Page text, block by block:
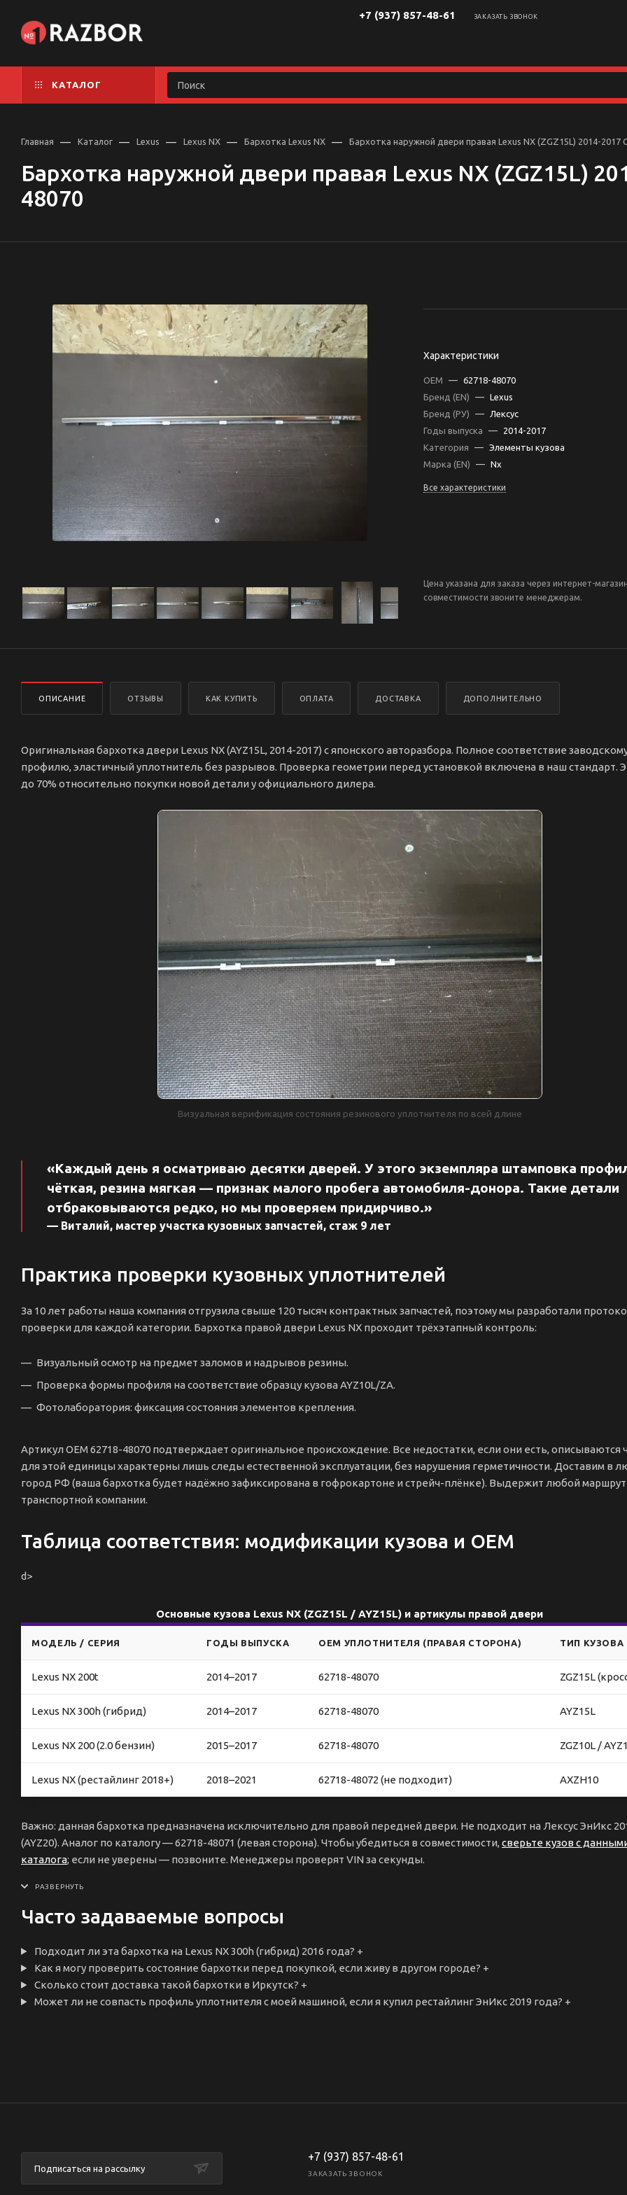
+7 (937) 857-48-61 ЗАКАЗАТЬ ЗВОНОК
КАТАЛОГ
Главная — Каталог — Lexus — Lexus NX — Бархотка Lexus NX — Бархотка наружной двери правая Lexus NX (ZGZ15L) 2014-2017
Бархотка наружной двери правая Lexus NX (ZGZ15L)
48070
Характеристики
OEM — 62718-48070
Бренд (EN)
— Lexus
Бренд (РУ)
— Лексус
Годы выпуска
—
2014-2017
Категория
— Элементы кузова
Марка (EN)
— Nx
Все характеристики
Цена указана для заказа через интернет-
совместимости звоните менеджерам.
ОПИСАНИЕ ОТЗЫВЫ КАК КУПИТЬ ОПЛАТА ДОСТАВКА ДОПОЛНИТЕЛЬНО
Оригинальная бархотка двери Lexus NX (AYZ15L, 2014-2017) с японского авторазбора. Полное соответствие
профилю, эластичный уплотнитель без разрывов. Проверка геометрии перед установкой включена в наш стандарт.
до 70% относительно покупки новой детали у официального дилера.
Визуальная верификация состояния резинового уплотнителя по всей длине
«Каждый день я осматриваю десятки дверей. У этого экземпляра штамповка
чёткая, резина мягкая — признак малого пробега автомобиля-донора. Такие детали
отбраковываются редко, но мы проверяем придирчиво.»
— Виталий, мастер участка кузовных запчастей, стаж 9 лет
Практика проверки кузовных уплотнителей
За 10 лет работы наша компания отгрузила свыше 120 тысяч контрактных запчастей, поэтому мы разработали
проверки для каждой категории. Бархотка правой двери Lexus NX проходит трёхэтапный контроль:
Визуальный осмотр на предмет заломов и надрывов резины.
Проверка формы профиля на соответствие образцу кузова AYZ10L/ZA.
Фотолаборатория: фиксация состояния элементов крепления.
Артикул OEM 62718-48070 подтверждает оригинальное происхождение. Все недостатки, если они есть, описываются
для этой единицы характерны лишь следы естественной эксплуатации, без нарушения герметичности. Доставим в
город РФ (ваша бархотка будет надёжно зафиксирована в гофрокартоне и стрейч-плёнке). Выдержит любой маршрут
транспортной компании.
Таблица соответствия: модификации кузова и OEM
d>
Основные кузова Lexus NX (ZGZ15L / AYZ15L) и артикулы правой двери
МОДЕЛЬ / СЕРИЯ ГОДЫ ВЫПУСКА OEM УПЛОТНИТЕЛЯ (ПРАВАЯ СТОРОНА) ТИП КУЗОВА
Lexus NX 200t 2014–2017 62718-48070 ZGZ15L
Lexus NX 300h (гибрид) 2014–2017 62718-48070 AYZ15L
Lexus NX 200 (2.0 бензин) 2015–2017 62718-48070 ZGZ10L /
Lexus NX (рестайлинг 2018+) 2018–2021 62718-48072 (не подходит) AXZH10
Важно: данная бархотка предназначена исключительно для правой передней двери. Не подходит на Лексус ЭнИкс
(AYZ20). Аналог по каталогу — 62718-48071 (левая сторона). Чтобы убедиться в совместимости, сверьте кузов с
каталога; если не уверены — позвоните. Менеджеры проверят VIN за секунды.
Часто задаваемые вопросы
Подходит ли эта бархотка на Lexus NX 300h (гибрид) 2016 года? +
Как я могу проверить состояние бархотки перед покупкой, если живу в другом городе? +
Сколько стоит доставка такой бархотки в Иркутск? +
Может ли не совпасть профиль уплотнителя с моей машиной, если я купил рестайлинг ЭнИкс 2019 года? +
Подписаться на рассылку
+7 (937) 857-48-61
ЗАКАЗАТЬ ЗВОНОК